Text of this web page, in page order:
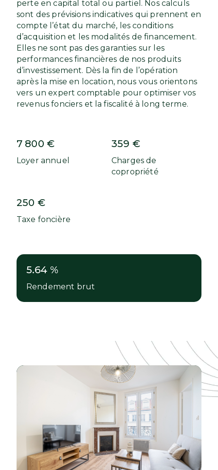
perte en capital total ou partiel. Nos calculs
sont des prévisions indicatives qui prennent en
compte l’état du marché, les conditions
d’acquisition et les modalités de financement.
Elles ne sont pas des garanties sur les
performances financières de nos produits
d’investissement. Dès la fin de l’opération
après la mise en location, nous vous orientons
vers un expert comptable pour optimiser vos
revenus fonciers et la fiscalité à long terme.
7 800 €
Loyer annuel
359 €
Charges de
copropriété
250 €
Taxe foncière
5.64 %
Rendement brut